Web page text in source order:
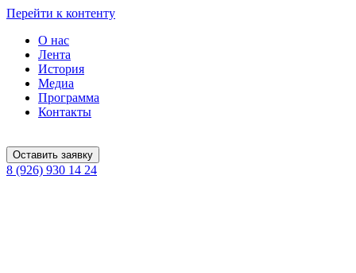
Перейти к контенту
О нас
Лента
История
Медиа
Программа
Контакты
Оставить заявку
8 (926) 930 14 24